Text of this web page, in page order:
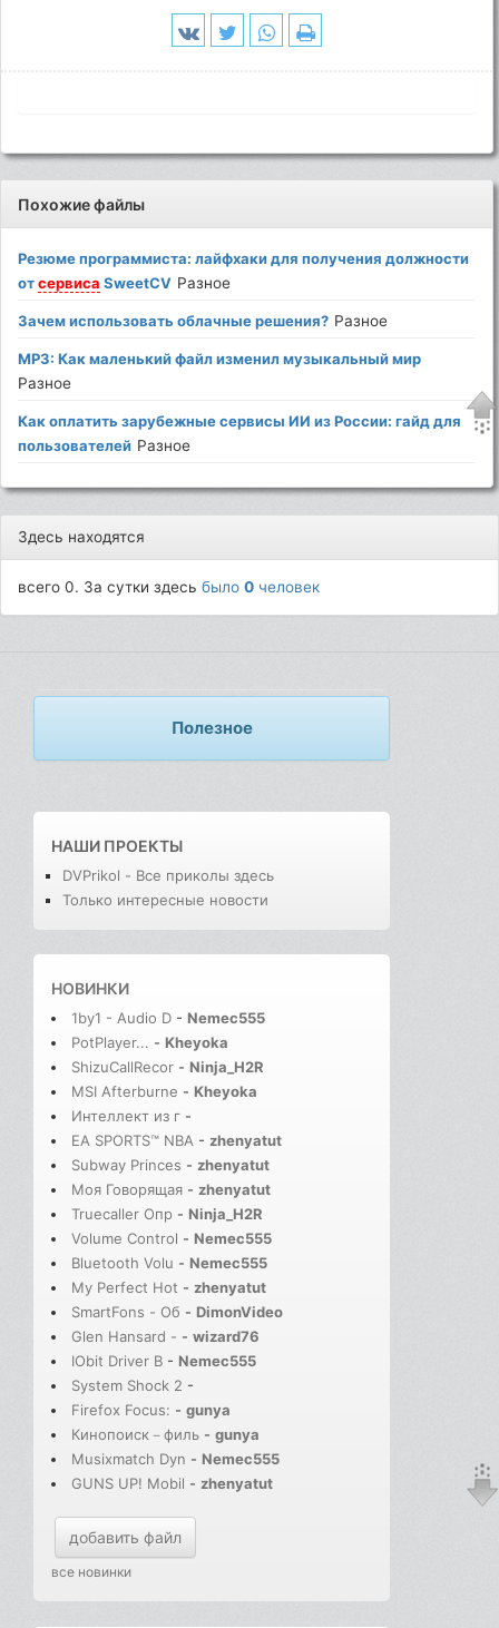
Похожие файлы
Резюме программиста: лайфхаки для получения должности
отсервиса SweetCV Разное
Зачем использовать облачные решения? Разное
MP3: Как маленький файл изменил музыкальный мир
Разное
Как оплатить зарубежные сервисы ИИ из России: гайд для
пользователей Разное
Здесь находятся
всего 0. За сутки здесьбыло0 человек
Полезное
НАШИ ПРОЕКТЫ
DVPrikol - Все приколы здесь
Только интересные новости
НОВИНКИ
1by1 - Audio D - Nemec555
PotPlayer... - Kheyoka
ShizuCallRecor - Ninja_H2R
MSI Afterburne - Kheyoka
Интеллект из г -
EA SPORTS™ NBA - zhenyatut
Subway Princes - zhenyatut
Моя Говорящая - zhenyatut
Truecaller Опр - Ninja_H2R
Volume Control - Nemec555
Bluetooth Volu - Nemec555
My Perfect Hot - zhenyatut
SmartFons - Об - DimonVideo
Glen Hansard - - wizard76
IObit Driver B - Nemec555
System Shock 2 -
Firefox Focus: - gunya
Кинопоиск－филь - gunya
Musixmatch Dyn - Nemec555
GUNS UP! Mobil - zhenyatut
добавить файл
все новинки